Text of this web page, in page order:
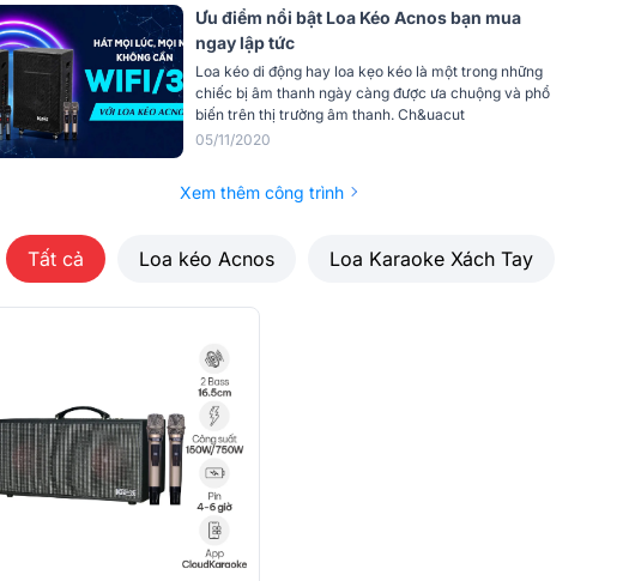
sạc Li-ion
hết quy định ký gởi hành lý của các
hãng hàng không)
suất ra (RMS) /
200W (RMS) / 800W (PMPO)
thước loa
kết nối
thước thùng
(CxRxS)
17,6 KG
kiện tiêu chuẩn
Cặp micro không dây (kèm 4 pin AA),
Dây nguồn AC, Sách hướng dẫn sử
dụng, phiếu bảo hành
khẩu & Phân
Công ty Cổ phần Truyền Thông Sơn
Ca
Ưu điểm nổi bật Loa Kéo Acnos bạn mua
ngay lập tức
Loa kéo di động hay loa kẹo kéo là một trong những
chiếc bị âm thanh ngày càng được ưa chuộng và phổ
biến trên thị trường âm thanh. Ch&uacut
05/11/2020
Xem thêm công trình
Tất cả Loa kéo Acnos Loa Karaoke Xách Tay